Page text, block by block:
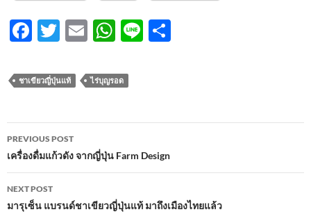
F
e
b
o
o
k
T
itt
er
E
ail
W
at
s
A
p
Li
ชาเขียวญี่ปุ่นแท้ ไร่บุญรอด
Post
navigation
PREVIOUS POST
เครื่องดื่มแก้วดัง จากญี่ปุ่น Farm Design
NEXT POST
มารุเซ็น แบรนด์ชาเขียวญี่ปุ่นแท้ มาถึงเมืองไทยแล้ว